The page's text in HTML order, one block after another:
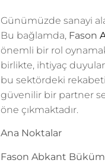
Günümüzde sanayi
Bu bağlamda, Fason
önemli bir rol
birlikte, ihtiyaç
bu sektördeki
güvenilir bir partner
öne çıkmaktadır.
Ana Noktalar
Fason Abkant Büküm